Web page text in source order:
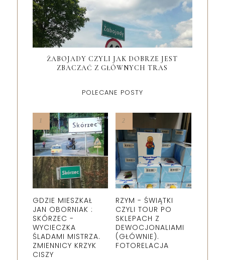
ŻABOJADY CZYLI JAK DOBRZE JEST
ZBACZAĆ Z GŁÓWNYCH TRAS
POLECANE POSTY
GDZIE MIESZKAŁ
JAN OBORNIAK :
SKÓRZEC -
WYCIECZKA
ŚLADAMI MISTRZA.
ZMIENNICY KRZYK
CISZY
RZYM - ŚWIĄTKI
CZYLI TOUR PO
SKLEPACH Z
DEWOCJONALIAMI
(GŁÓWNIE).
FOTORELACJA